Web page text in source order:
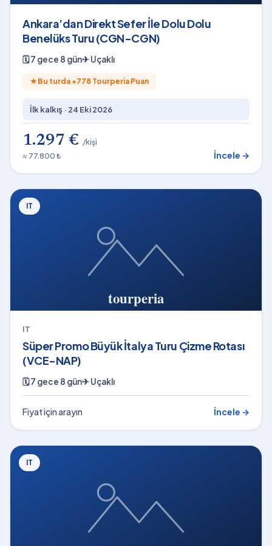
Ankara’dan Direkt Sefer İle Dolu Dolu
Benelüks Turu (CGN-CGN)
🗓7 gece 8 gün✈Uçaklı
★ Bu turda +778 Tourperia Puan
İlk kalkış · 24 Eki 2026
1.297 € /kişi
≈ 77.800 ₺
İncele →
IT
IT
Süper Promo Büyük İtalya Turu Çizme Rotası
(VCE-NAP)
🗓7 gece 8 gün✈Uçaklı
Fiyat için arayın İncele →
IT